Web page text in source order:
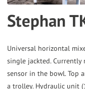
Stephan
Universal horizontal
single jackted. Currently
sensor in the bowl. Top
a trolley. Hydraulic unit